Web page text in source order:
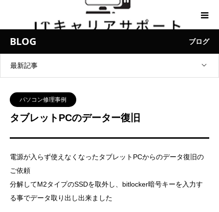
BLOG ブログ
最新記事
パソコン修理事例
タブレットPCのデーター復旧
電源が入らず使えなくなったタブレットPCからのデータ復旧の
ご依頼
分解してM2タイプのSSDを取外し、bitlocker暗号キーを入力す
る事でデータ取り出し出来ました